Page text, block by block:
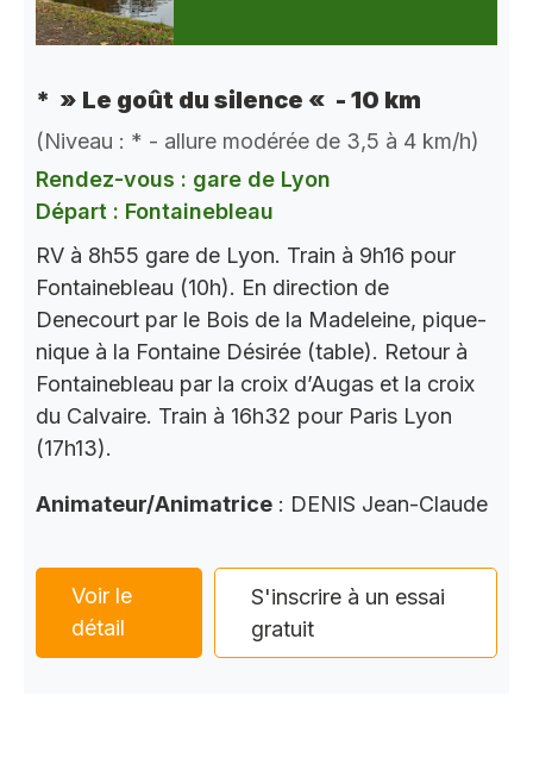
* » Le goût du silence « - 10 km
(Niveau : * - allure modérée de 3,5 à 4 km/h)
Rendez-vous : gare de Lyon
Départ : Fontainebleau
RV à 8h55 gare de Lyon. Train à 9h16 pour
Fontainebleau (10h). En direction de
Denecourt par le Bois de la Madeleine, pique-
nique à la Fontaine Désirée (table). Retour à
Fontainebleau par la croix d’Augas et la croix
du Calvaire. Train à 16h32 pour Paris Lyon
(17h13).
Animateur/Animatrice : DENIS Jean-Claude
Voir le
détail
S'inscrire à un essai
gratuit